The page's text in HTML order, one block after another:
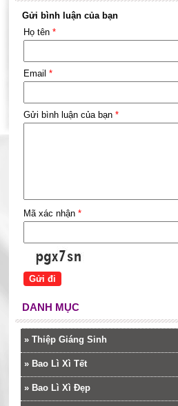
Gửi bình luận của bạn
Họ tên *
Email *
Gửi bình luận của bạn *
Mã xác nhận *
DANH MỤC
» Thiệp Giáng Sinh
» Bao Lì Xì Tết
» Bao Lì Xì Đẹp